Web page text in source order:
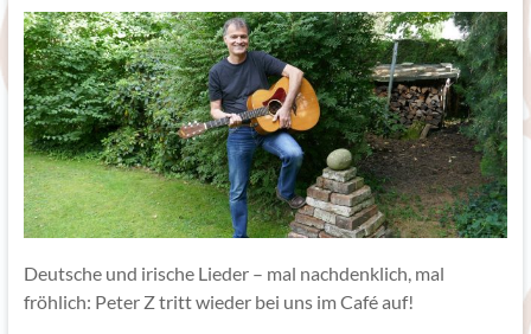
Deutsche und irische Lieder – mal nachdenklich, mal
fröhlich: Peter Z tritt wieder bei uns im Café auf!